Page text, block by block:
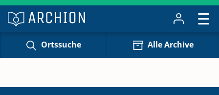
Ortssuche Alle Archive